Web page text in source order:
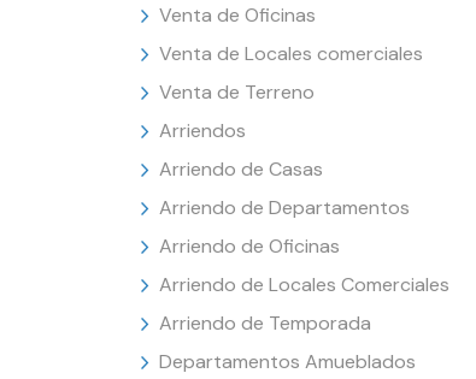
Venta de Oficinas
Venta de Locales comerciales
Venta de Terreno
Arriendos
Arriendo de Casas
Arriendo de Departamentos
Arriendo de Oficinas
Arriendo de Locales Comerciales
Arriendo de Temporada
Departamentos Amueblados